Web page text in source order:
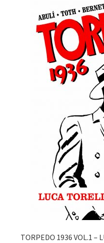
TORPEDO 1936 VOL.1 –